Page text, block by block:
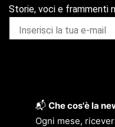
📬 Che cos'è la
Ogni mese,